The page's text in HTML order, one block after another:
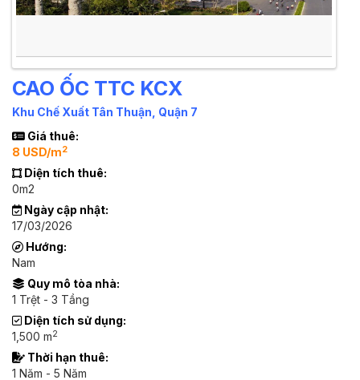
CAO ỐC TTC KCX
Khu Chế Xuất Tân Thuận, Quận 7
Giá thuê:
8 USD/m2
Diện tích thuê:
0m2
Ngày cập nhật:
17/03/2026
Hướng:
Nam
Quy mô tòa nhà:
1 Trệt - 3 Tầng
Diện tích sử dụng:
1,500 m2
Thời hạn thuê:
1 Năm - 5 Năm